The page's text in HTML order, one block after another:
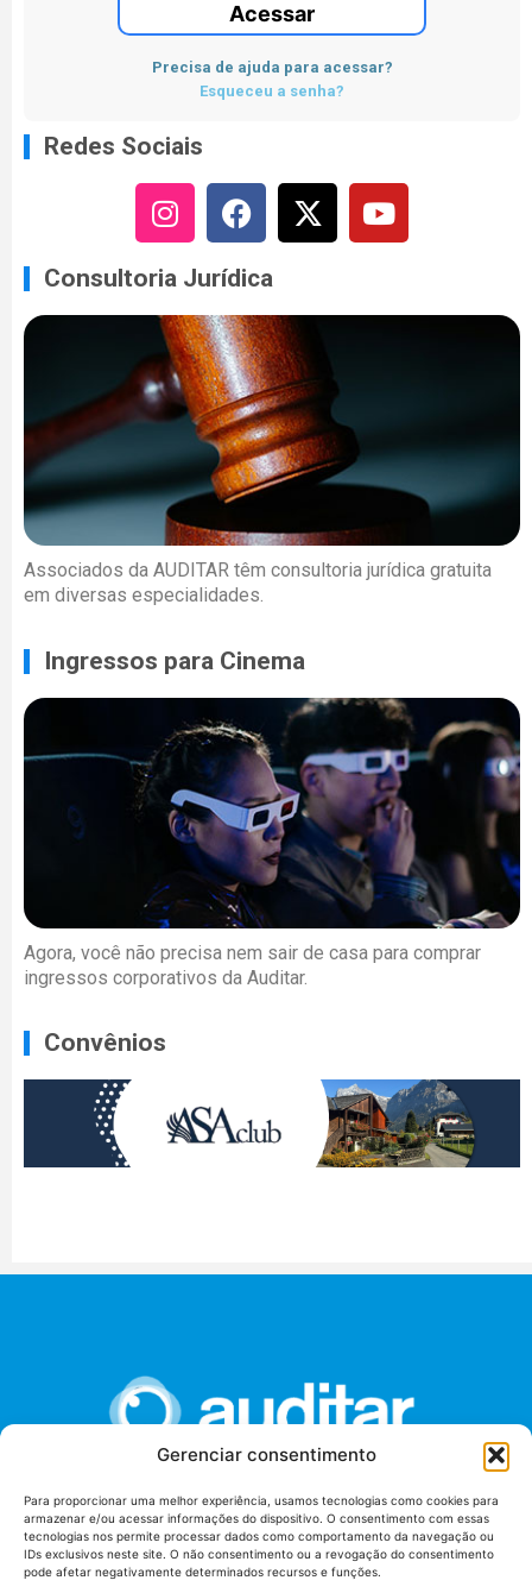
Gerenciar consentimento
Para proporcionar uma melhor experiência, usamos tecnologias como cookies para
armazenar e/ou acessar informações do dispositivo. O consentimento com essas
tecnologias nos permite processar dados como comportamento da navegação ou
IDs exclusivos neste site. O não consentimento ou a revogação do consentimento
pode afetar negativamente determinados recursos e funções.
Acessar
Precisa de ajuda para acessar?
Esqueceu a senha?
Redes Sociais
Consultoria Jurídica
Associados da AUDITAR têm consultoria jurídica gratuita
em diversas especialidades.
Ingressos para Cinema
Agora, você não precisa nem sair de casa para comprar
ingressos corporativos da Auditar.
Convênios
União dos Auditores Federais de Controle Externo -
AUDITAR
Setor de Administração Federal Sul (SAF/Sul), Qd. 04, Lt. 01